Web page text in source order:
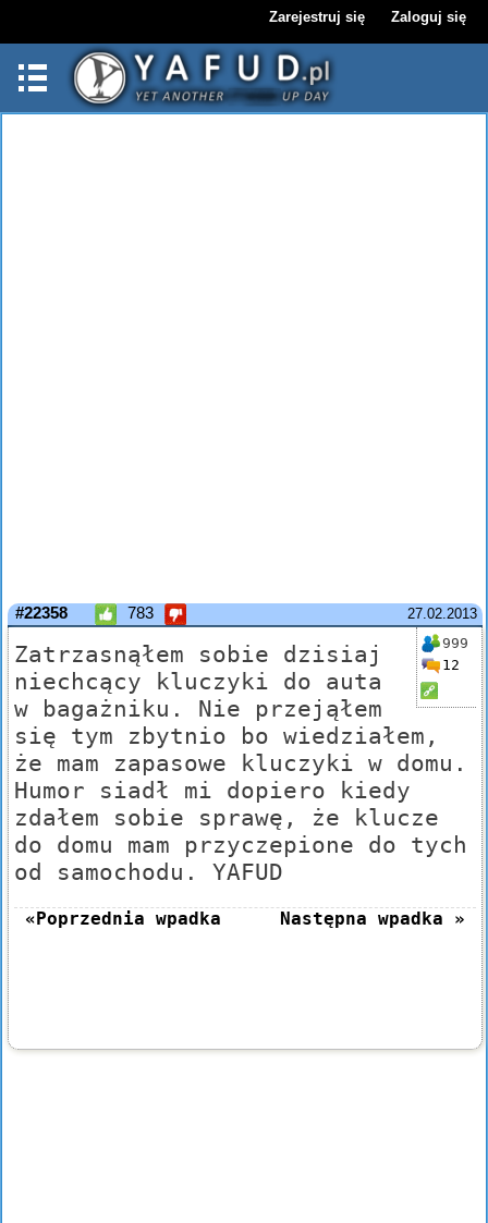
Zarejestruj się Zaloguj się
27.02.2013
#22358 783
999
12
Zatrzasnąłem sobie dzisiaj
niechcący kluczyki do auta
w bagażniku. Nie przejąłem
się tym zbytnio bo wiedziałem,
że mam zapasowe kluczyki w domu.
Humor siadł mi dopiero kiedy
zdałem sobie sprawę, że klucze
do domu mam przyczepione do tych
od samochodu. YAFUD
«Poprzednia wpadka Następna wpadka »